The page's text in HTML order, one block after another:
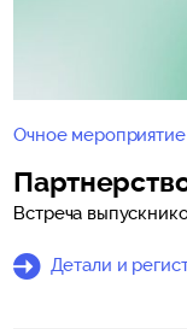
Очное мероприятие
Встреча
Детали и